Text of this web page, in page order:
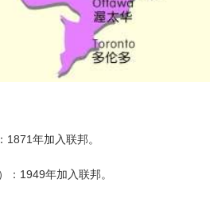
年加入联邦。
1949年加入联邦。